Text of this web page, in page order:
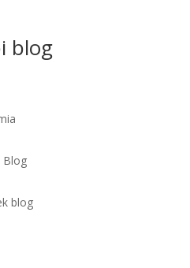
blog
Blog
blog